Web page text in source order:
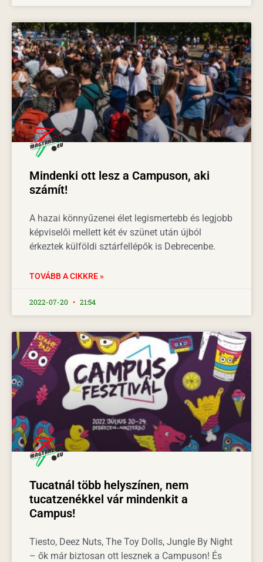
Mindenki ott lesz a Campuson, aki
számít!
A hazai könnyűzenei élet legismertebb és legjobb
képviselői mellett két év szünet után újból
érkeztek külföldi sztárfellépők is Debrecenbe.
TOVÁBB A CIKKRE »
2022-07-20 21:54
Tucatnál több helyszínen, nem
tucatzenékkel vár mindenkit a
Campus!
Tiesto, Deez Nuts, The Toy Dolls, Jungle By Night
– ők már biztosan ott lesznek a Campuson! És